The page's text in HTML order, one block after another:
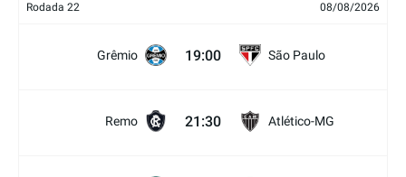
Rodada 22 08/08/2026
Grêmio 19:00 São Paulo
Remo 21:30 Atlético-MG